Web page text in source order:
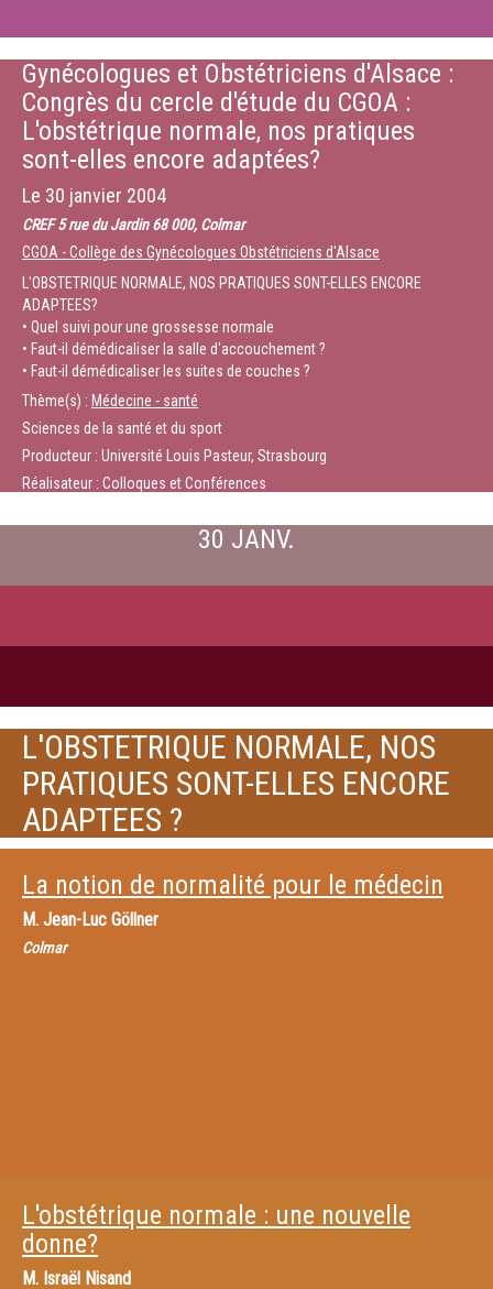
Gynécologues et Obstétriciens d'Alsace :
Congrès du cercle d'étude du CGOA :
L'obstétrique normale, nos pratiques
sont-elles encore adaptées?
Le 30 janvier 2004
CREF 5 rue du Jardin 68 000, Colmar
CGOA - Collège des Gynécologues Obstétriciens d'Alsace
L'OBSTETRIQUE NORMALE, NOS PRATIQUES SONT-ELLES ENCORE
ADAPTEES?
• Quel suivi pour une grossesse normale
• Faut-il démédicaliser la salle d'accouchement ?
• Faut-il démédicaliser les suites de couches ?
Thème(s) : Médecine - santé
Sciences de la santé et du sport
Producteur : Université Louis Pasteur, Strasbourg
Réalisateur : Colloques et Conférences
30 JANV.
L'OBSTETRIQUE NORMALE, NOS
PRATIQUES SONT-ELLES ENCORE
ADAPTEES ?
La notion de normalité pour le médecin
M. Jean-Luc Göllner
Colmar
L'obstétrique normale : une nouvelle
donne?
M. Israël Nisand